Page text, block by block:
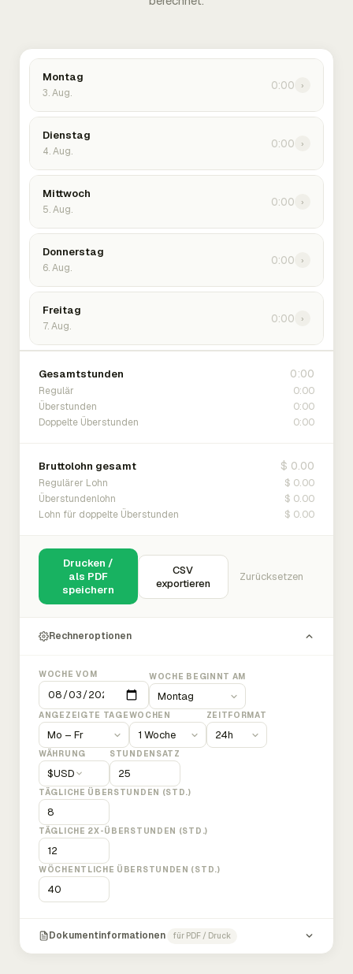
Montag
3. Aug.
0:00 ›
Dienstag
4. Aug.
0:00 ›
Mittwoch
5. Aug.
0:00 ›
Donnerstag
6. Aug.
0:00 ›
Freitag
7. Aug.
0:00 ›
Gesamtstunden 0:00
Regulär 0:00
Überstunden 0:00
Doppelte Überstunden 0:00
Bruttolohn gesamt $ 0.00
Regulärer Lohn $ 0.00
Überstundenlohn $ 0.00
Lohn für doppelte Überstunden $ 0.00
Drucken /
als PDF
speichern
CSV
exportieren
Zurücksetzen
Rechneroptionen
WOCHE VOM WOCHE BEGINNT AM
ANGEZEIGTE TAGEWOCHEN ZEITFORMAT
WÄHRUNG
$USD
STUNDENSATZ
TÄGLICHE ÜBERSTUNDEN (STD.)
TÄGLICHE 2X-ÜBERSTUNDEN (STD.)
WÖCHENTLICHE ÜBERSTUNDEN (STD.)
Dokumentinformationen für PDF / Druck